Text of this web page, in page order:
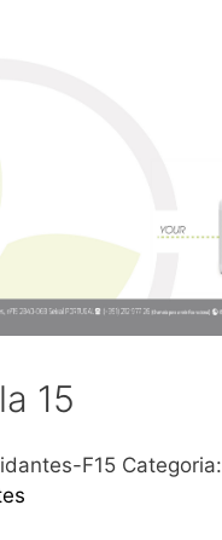
15
F15 Categoria: